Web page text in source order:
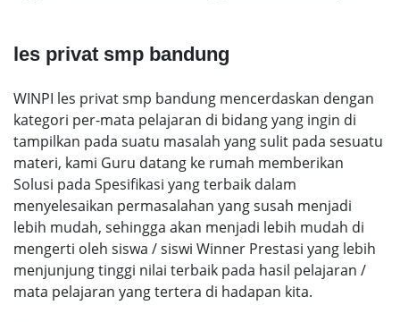
les privat smp bandung
WINPI les privat smp bandung mencerdaskan dengan
kategori per-mata pelajaran di bidang yang ingin di
tampilkan pada suatu masalah yang sulit pada sesuatu
materi, kami Guru datang ke rumah memberikan
Solusi pada Spesifikasi yang terbaik dalam
menyelesaikan permasalahan yang susah menjadi
lebih mudah, sehingga akan menjadi lebih mudah di
mengerti oleh siswa / siswi Winner Prestasi yang lebih
menjunjung tinggi nilai terbaik pada hasil pelajaran /
mata pelajaran yang tertera di hadapan kita.